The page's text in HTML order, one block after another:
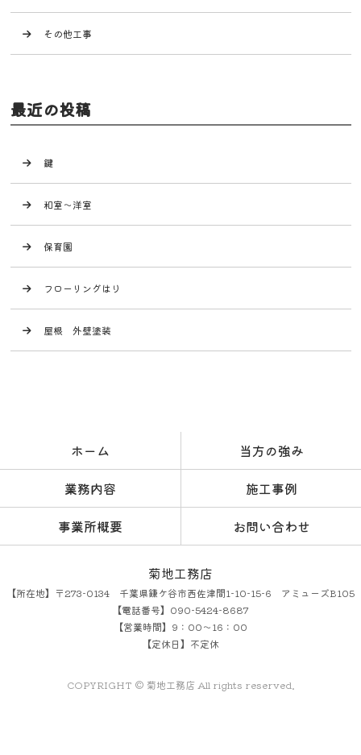
その他工事
最近の投稿
鍵
和室～洋室
保育園
フローリングはり
屋根 外壁塗装
ホーム
当方の強み
業務内容
施工事例
事業所概要
お問い合わせ
菊地工務店
【所在地】〒273-0134 千葉県鎌ケ谷市西佐津間1-10-15-6 アミューズB105
【電話番号】090-5424-8687
【営業時間】9：00～16：00
【定休日】不定休
COPYRIGHT © 菊地工務店 All rights reserved.